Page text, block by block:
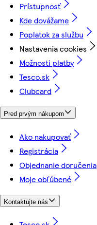
Prístupnosť
Kde dovážame
Poplatok za službu
Nastavenia cookies
Možnosti platby
Tesco.sk
Clubcard
Pred prvým nákupom
Ako nakupovať
Registrácia
Objednanie doručenia
Moje obľúbené
Kontaktujte nás